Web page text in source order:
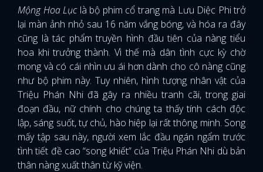
Mộng Hoa Lụclà bộ phim cổ trang mà Lưu Diệc Phi trở
lại màn ảnh nhỏ sau 16 năm vắng bóng, và hóa ra đây
cũng là tác phẩm truyền hình đầu tiên của nàng tiểu
hoa khi trưởng thành. Vì thế mà dân tình cực kỳ chờ
mong và có cái nhìn ưu ái hơn dành cho cô nàng cũng
như bộ phim này. Tuy nhiên, hình tượng nhân vật của
Triệu Phán Nhi đã gây ra nhiều tranh cãi, trong giai
đoạn đầu, nữ chính cho chúng ta thấy tính cách độc
lập, sáng suốt, tự chủ, hào hiệp lại rất thông minh. Song
mấy tập sau này, người xem lắc đầu ngán ngẩm trước
tình tiết đề cao “song khiết” của Triệu Phán Nhi dù bản
thân nàng xuất thân từ kỹ viện.